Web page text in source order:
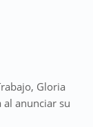
Gloria
al anunciar su